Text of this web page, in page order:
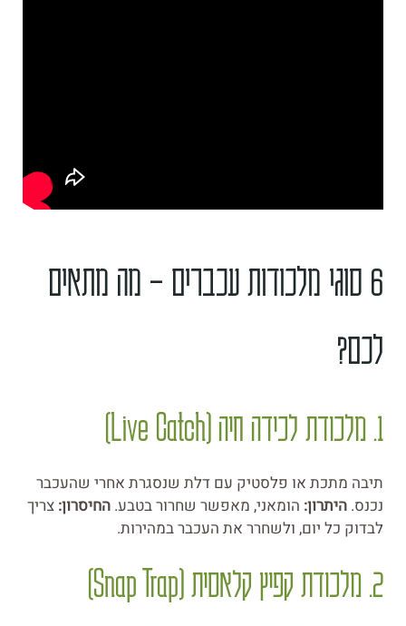
6 סוגי מלכודות עכברים – מה מתאים
לכם?
1. מלכודת לכידה חיה (Live Catch)
תיבה מתכת או פלסטיק עם דלת שנסגרת אחרי שהעכבר
נכנס. היתרון: הומאני, מאפשר שחרור בטבע. החיסרון: צריך
לבדוק כל יום, ולשחרר את העכבר במהירות.
2. מלכודת קפיץ קלאסית (Snap Trap)